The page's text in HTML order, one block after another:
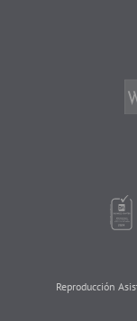
Reproducción